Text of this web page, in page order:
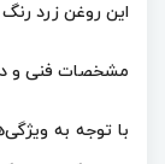
این روغن زرد
مشخصات فنی و